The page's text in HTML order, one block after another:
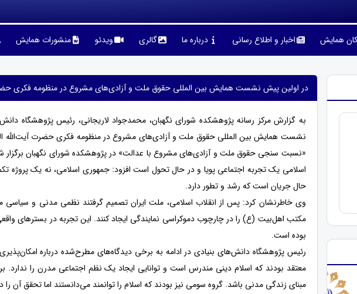
همایش اخبار و اطلاع رسانی درباره ما گالری ویدئو منشورات همایش
در اولین پیش نشست همایش بین المللی حقوق ملت و آزادی‌های مشروع در منظومه فکری
به گزارش مرکز رسانه پژوهشکده شورای نگهبان، محمدجواد لاریجانی، رئیس پژوهشگاه
نشست همایش بین المللی حقوق ملت و آزادی‌های مشروع در منظومه فکری حضرت آیت‌الله
«نسبت سنجی حقوق ملت و آزادی‌های مشروع با عدالت» در پژوهشکده شورای نگهبان برگزار
اسلامی یک تجربه اجتماعی پویا و در حال تحول است افزود: جمهوری اسلامی، نه یک پروژه
حال جریان است که رشد و تطور دارد.
وی خاطرنشان کرد: پس از انقلاب اسلامی، ملت ایران تصمیم گرفتند نظمی مدنی و سیاسی
مکتب اهل‌بیت (ع) را در چارچوب دموکراسی نمایندگی ایجاد کنند. این تجربه در بسترهای
بوده است.
رئیس پژوهشگاه دانش‌های بنیادی در ادامه به برخی دیدگاه‌های مطرح‌شده درباره
معتقد بودند که اسلام دینی مندرس است و توانایی ایجاد یک نظم اجتماعی مدرن را ندارد.
مبنای زندگی مدنی باشد. گروه سومی نیز بودند که اسلام را توانمند می‌دانستند اما تحقق آن